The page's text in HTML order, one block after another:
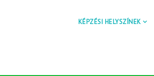
KÉPZÉSI HELYSZÍNEK